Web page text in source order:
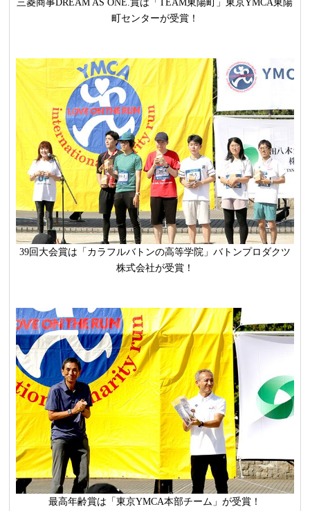
町センターが受賞！
39回大会賞は「カラフルバトンの高等学院」バトンプロダクツ
株式会社が受賞！
最高年齢賞は「東京YMCA本部チーム」が受賞！